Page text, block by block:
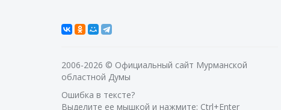
2006-2026 © Официальный сайт Мурманской
областной Думы
Ошибка в тексте?
Выделите ее мышкой и нажмите: Ctrl+Enter